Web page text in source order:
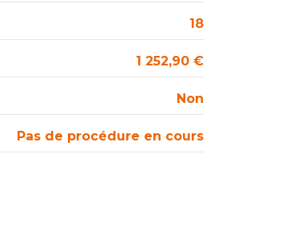
18
1 252,90 €
Non
Pas de procédure en cours